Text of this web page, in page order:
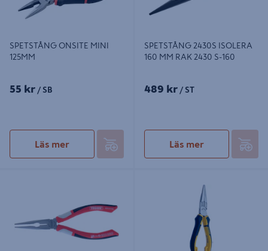
SPETSTÅNG ONSITE MINI
125MM
55 kr / SB
Läs mer
SPETSTÅNG 2430S ISOLERA
160 MM RAK 2430 S-160
489 kr / ST
Läs mer